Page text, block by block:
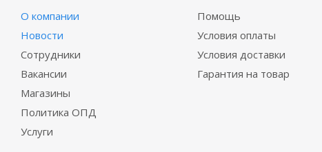
О компании
Новости
Сотрудники
Вакансии
Магазины
Политика ОПД
Услуги
Помощь
Условия оплаты
Условия доставки
Гарантия на товар